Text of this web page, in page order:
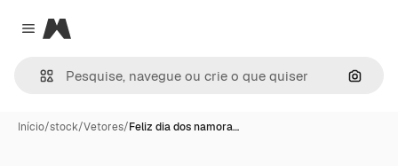
Close menu
Magnific
Início/stock/Vetores/Feliz dia dos namora…